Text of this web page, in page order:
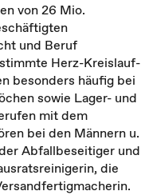
von 26 Mio.
und Beruf
Herz-Kreislauf-
besonders häufig bei
sowie Lager- und
mit dem
bei den Männern u.
Abfallbeseitiger und
die